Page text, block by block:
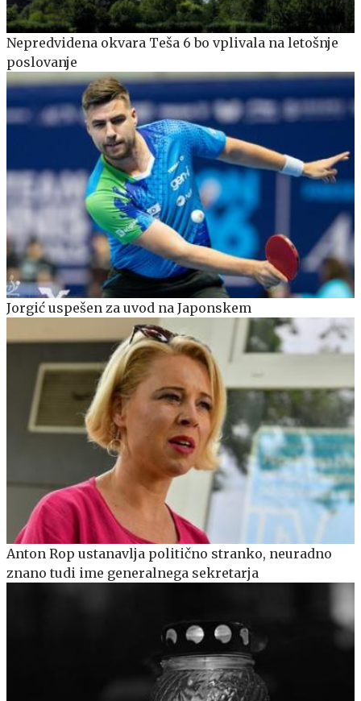
Nepredvidena okvara Teša 6 bo vplivala na letošnje
poslovanje
Jorgić uspešen za uvod na Japonskem
Anton Rop ustanavlja politično stranko, neuradno
znano tudi ime generalnega sekretarja